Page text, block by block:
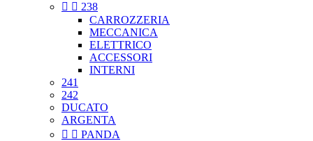
  238
CARROZZERIA
MECCANICA
ELETTRICO
ACCESSORI
INTERNI
241
242
DUCATO
ARGENTA
  PANDA